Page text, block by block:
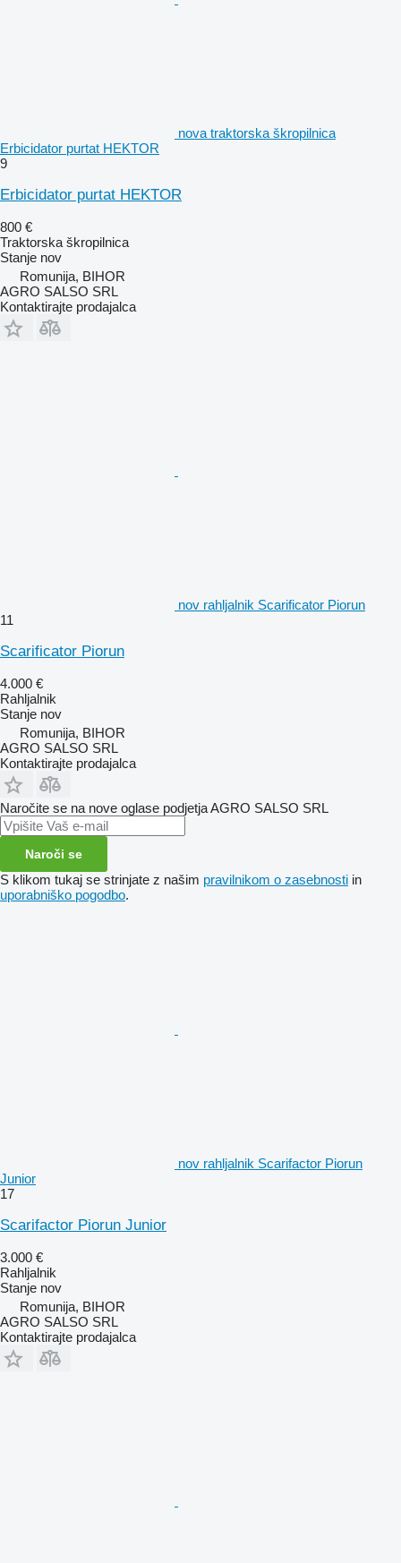
nova traktorska škropilnica
Erbicidator purtat HEKTOR
9
Erbicidator purtat HEKTOR
800 €
Traktorska škropilnica
Stanje nov
Romunija, BIHOR
AGRO SALSO SRL
Kontaktirajte prodajalca
nov rahljalnik Scarificator Piorun
11
Scarificator Piorun
4.000 €
Rahljalnik
Stanje nov
Romunija, BIHOR
AGRO SALSO SRL
Kontaktirajte prodajalca
Naročite se na nove oglase podjetja AGRO SALSO SRL
Naroči se
S klikom tukaj se strinjate z našim pravilnikom o zasebnosti in
uporabniško pogodbo.
nov rahljalnik Scarifactor Piorun
Junior
17
Scarifactor Piorun Junior
3.000 €
Rahljalnik
Stanje nov
Romunija, BIHOR
AGRO SALSO SRL
Kontaktirajte prodajalca